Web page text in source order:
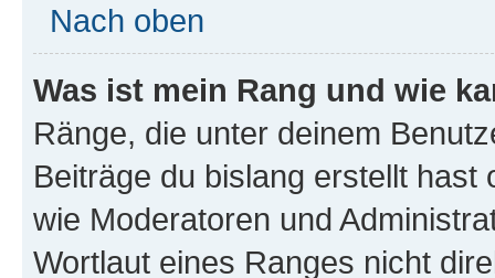
Nach oben
Was ist mein Rang und wie
Ränge, die unter deinem
Beiträge du bislang erstellt
wie Moderatoren und
Wortlaut eines Ranges nicht